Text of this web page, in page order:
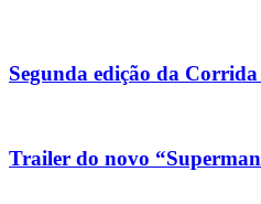
Segunda edição da
Trailer do novo